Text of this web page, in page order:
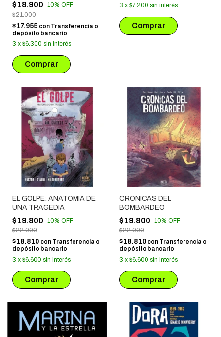
$18.900 -10% OFF
$21.000
$17.955 con Transferencia o
depósito bancario
3 x $6.300 sin interés
3 x $7.200 sin interés
EL GOLPE: ANATOMIA DE
UNA TRAGEDIA
$19.800 -10% OFF
$22.000
$18.810 con Transferencia o
depósito bancario
3 x $6.600 sin interés
CRONICAS DEL
BOMBARDEO
$19.800 -10% OFF
$22.000
$18.810 con Transferencia o
depósito bancario
3 x $6.600 sin interés